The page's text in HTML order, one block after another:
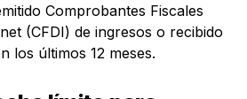
Comprobantes Fiscales
(CFDI) de ingresos o recibido
los últimos 12 meses.